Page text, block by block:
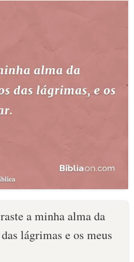
a minha alma da
lágrimas e os meus